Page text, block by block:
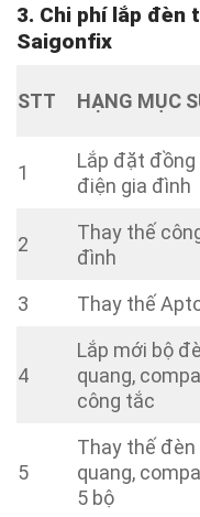
3. Chi phí lắp đèn
Saigonfix
STT HẠNG MỤC
1
Lắp đặt
điện gia đình
2
Thay thế
đình
3
Thay thế
4
Lắp mới bộ
quang,
công tắc
5
Thay thế đèn
quang,
5 bộ